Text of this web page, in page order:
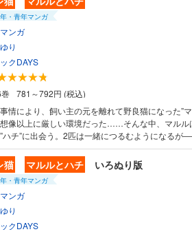
・青年マンガ
ンガ
り
クDAYS
781～792円 (税込)
情により、飼い主の元を離れて野良猫になった”
像以上に厳しい環境だった……そんな中、マルル
ハチ”に出会う。2匹は一緒につるむようになる
を、たくましく生き抜く野良猫たち（とその周
くて面白い、でも、ハードボイルドで涙腺が刺激
猫 マルルとハチ いろぬり版
・青年マンガ
ンガ
り
クDAYS